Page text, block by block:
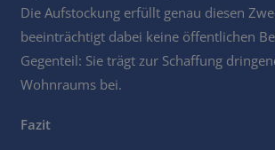
Die Aufstockung erfüllt genau diesen
beeinträchtigt dabei keine öffentlichen
Gegenteil: Sie trägt zur Schaffung
Wohnraums bei.
Fazit